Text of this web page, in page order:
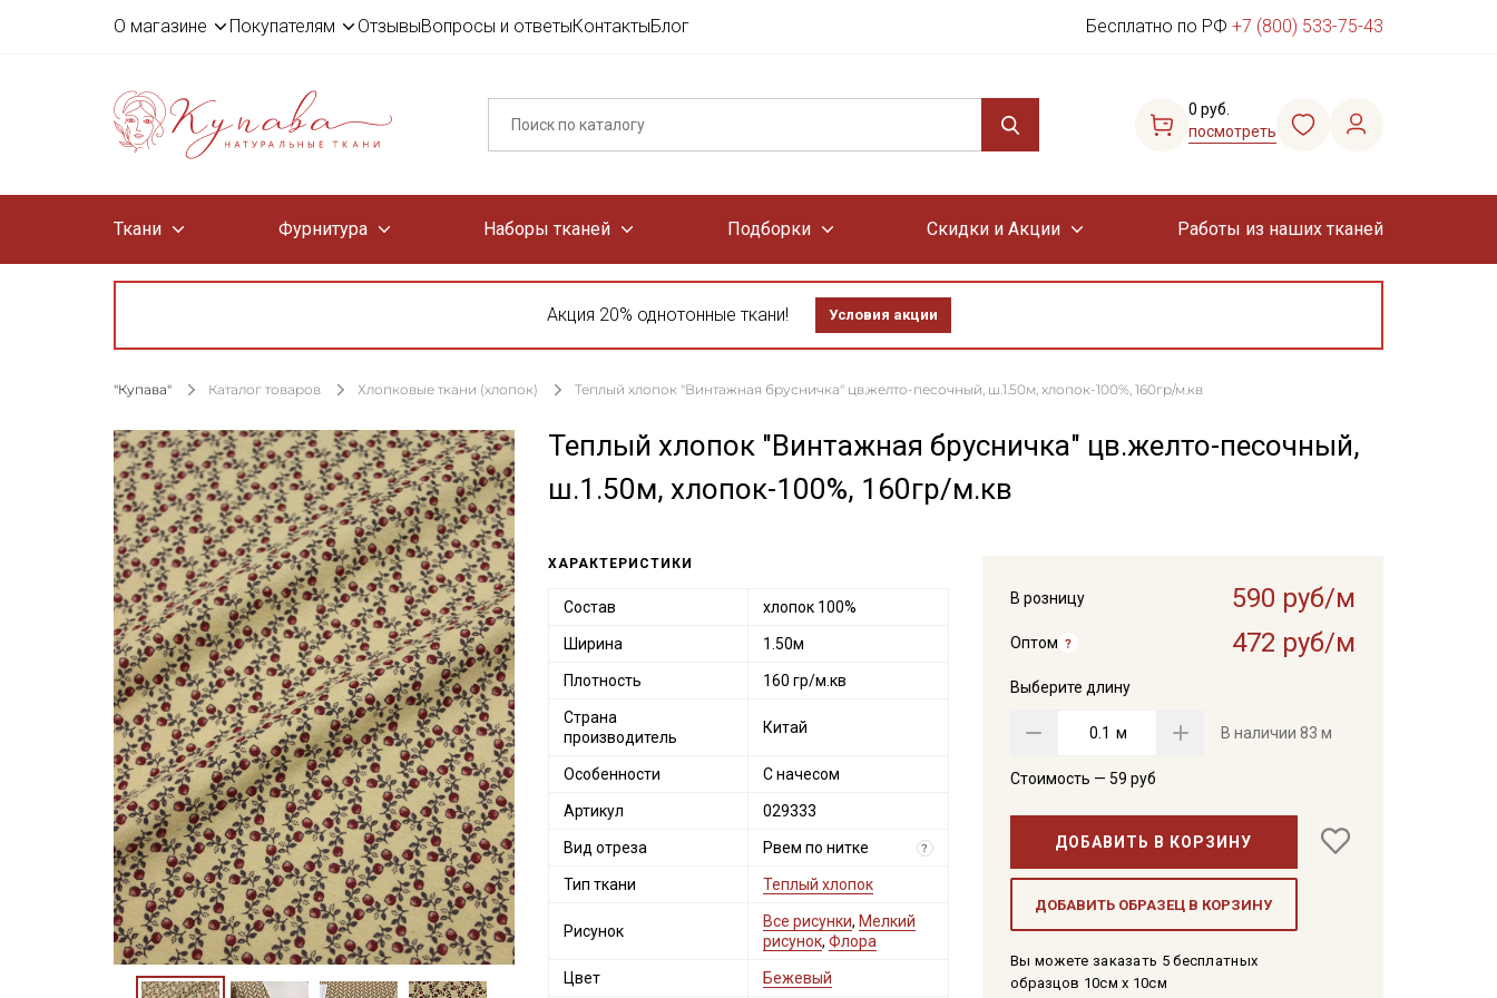
О магазине Покупателям ОтзывыВопросы и ответыКонтактыБлог Бесплатно по РФ +7 (800) 533-75-43
0 руб.
посмотреть
Ткани Фурнитура Наборы тканей Подборки Скидки и Акции Работы из наших тканей
Акция 20% однотонные ткани! Условия акции
"Купава" Каталог товаров Хлопковые ткани (хлопок) Теплый хлопок "Винтажная брусничка" цв.желто-песочный, ш.1.50м, хлопок-100%, 160гр/м.кв
Теплый хлопок "Винтажная брусничка" цв.желто-песочный,
ш.1.50м, хлопок-100%, 160гр/м.кв
В розницу 590 руб/м
Оптом 472 руб/м
Выберите длину
м В наличии 83 м
Стоимость — 59 руб
ДОБАВИТЬ В КОРЗИНУ
ДОБАВИТЬ ОБРАЗЕЦ В КОРЗИНУ
Вы можете заказать 5 бесплатных
образцов 10см x 10см
ХАРАКТЕРИСТИКИ
Состав хлопок 100%
Ширина 1.50м
Плотность 160 гр/м.кв
Страна
производитель
Китай
Особенности С начесом
Артикул 029333
Вид отреза Рвем по нитке ?
Тип ткани Теплый хлопок
Рисунок
Все рисунки, Мелкий
рисунок, Флора
Цвет Бежевый